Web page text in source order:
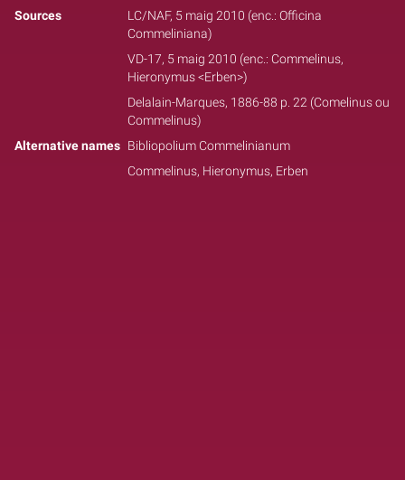
Sources
LC/NAF, 5 maig 2010 (enc.: Officina
Commeliniana)
VD-17, 5 maig 2010 (enc.: Commelinus,
Hieronymus <Erben>)
Delalain-Marques, 1886-88 p. 22 (Comelinus ou
Commelinus)
Alternative names Bibliopolium Commelinianum
Commelinus, Hieronymus, Erben